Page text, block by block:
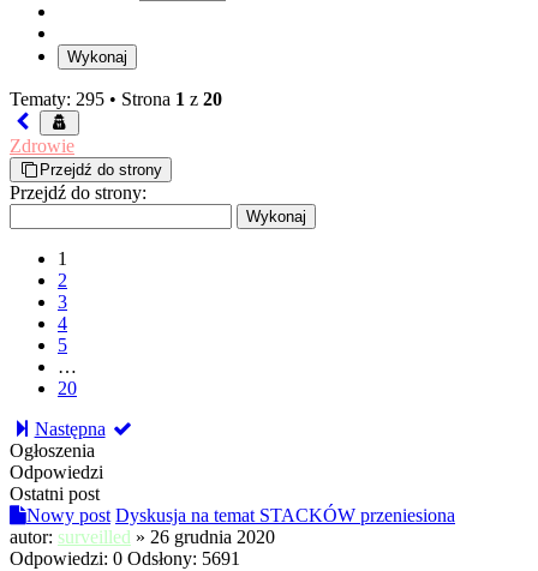
Tematy: 295 • Strona 1 z 20
Zdrowie
Przejdź do strony
Przejdź do strony:
1
2
3
4
5
…
20
Następna
Ogłoszenia
Odpowiedzi
Ostatni post
Nowy post Dyskusja na temat STACKÓW przeniesiona
autor: surveilled » 26 grudnia 2020
Odpowiedzi: 0 Odsłony: 5691